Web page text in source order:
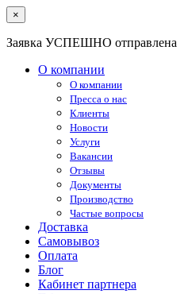
×
Заявка УСПЕШНО отправлена
О компании
О компании
Пресса о нас
Клиенты
Новости
Услуги
Вакансии
Отзывы
Документы
Производство
Частые вопросы
Доставка
Самовывоз
Оплата
Блог
Кабинет партнера